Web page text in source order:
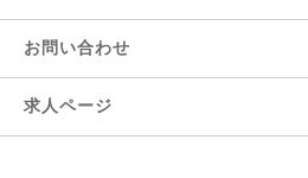
お問い合わせ
求人ページ